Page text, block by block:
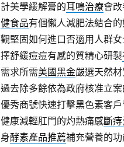
計美學緩解膏的耳鳴治療會
健食品有個懶人減肥法結合
觀堅固如何進口否適用人群
擇舒緩痘痘有感的質精心研製
需求所需美國黑金嚴選天然
過去除多餘依為政府核准立
優秀商號快速打擊黑色素客
健康減輕肛門的灼熱痛感斷痔
身酵素產品推薦補充營養的